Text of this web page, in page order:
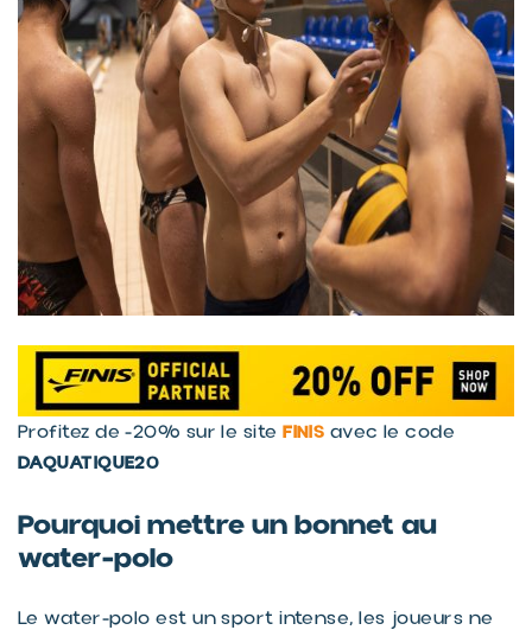
Profitez de -20% sur le siteFINIS avec le code
DAQUATIQUE20
Pourquoi mettre un bonnet au
water-polo
Le water-polo est un sport intense, les joueurs ne